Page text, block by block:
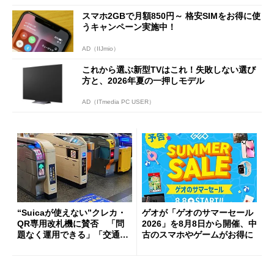
スマホ2GBで月額850円～ 格安SIMをお得に使
うキャンペーン実施中！
AD（IIJmio）
これから選ぶ新型TVはこれ！失敗しない選び
方と、2026年夏の一押しモデル
AD（ITmedia PC USER）
“Suicaが使えない”クレカ・
QR専用改札機に賛否 「問
題なく運用できる」「交通系I
ゲオが「ゲオのサマーセール
2026」を8月8日から開催、中
古のスマホやゲームがお得に